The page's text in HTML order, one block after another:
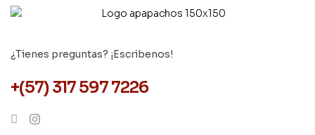
¿Tienes preguntas? ¡Escribenos!
+(57) 317 597 7226